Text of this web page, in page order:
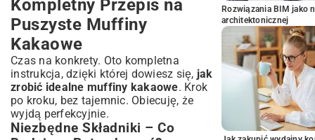
Kompletny Przepis na
Puszyste Muffiny
Kakaowe
Czas na konkrety. Oto kompletna
instrukcja, dzięki której dowiesz się, jak
zrobić idealne muffiny kakaowe. Krok
po kroku, bez tajemnic. Obiecuję, że
wyjdą perfekcyjnie.
Niezbędne Składniki – Co
Rozwiązania BIM jako
architektonicznej